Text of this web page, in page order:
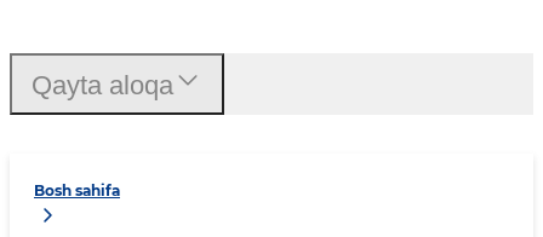
Bosh sahifa
Qayta aloqa